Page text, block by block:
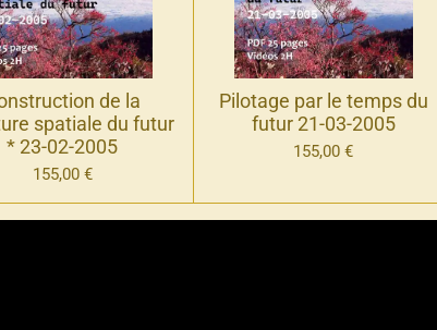
de la
spatiale du futur
* 23-02-2005
155,00 €
Pilotage par le temps du
futur 21-03-2005
155,00 €